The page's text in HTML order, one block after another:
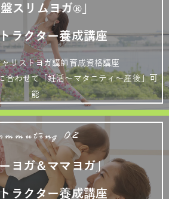
盤スリムヨガ®」
ラクター養成講座
リストヨガ講師育成資格講座
合わせて「妊活～マタニティ～産後」可
能
02
ーヨガ＆ママヨガ」
ラクター養成講座